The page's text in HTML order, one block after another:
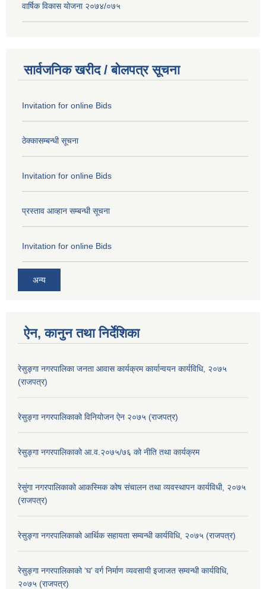
वार्षिक विकास योजना २०७४/०७५
सार्वजनिक खरीद / बोलपत्र सूचना
Invitation for online Bids
ठेक्कासम्बन्धी सूचना
Invitation for online Bids
प्रस्ताव आव्हान सम्बन्धी सूचना
Invitation for online Bids
अन्य
ऐन, कानुन तथा निर्देशिका
रेसुङ्गा नगरपालिका जनता आवास कार्यक्रम कार्यान्वयन कार्यविधि, २०७५
(राजपत्र)
रेसुङ्गा नगरपालिकाको विनियोजन ऐन २०७५ (राजपत्र)
रेसुङ्गा नगरपालिकाको आ.व.२०७५/७६ को नीति तथा कार्यक्रम
रेसुंगा नगरपालिकाको आकस्मिक कोष संचालन तथा व्यवस्थापन कार्यविधी, २०७५
(राजपत्र)
रेसुङ्गा नगरपालिकाको आर्थिक सहायता सम्वन्धी कार्यविधि, २०७५ (राजपत्र)
रेसुङ्गा नगरपालिकाको ‘घ’ वर्ग निर्माण व्यवसायी इजाजत सम्वन्धी कार्यविधि,
२०७५ (राजपत्र)